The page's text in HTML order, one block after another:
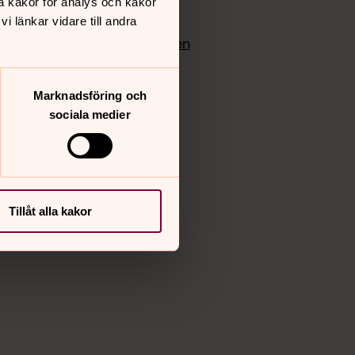
länkar vidare till andra
Marknadsföring och
sociala medier
Tillåt alla kakor
Instagram
Vimeo
Bloggportalen